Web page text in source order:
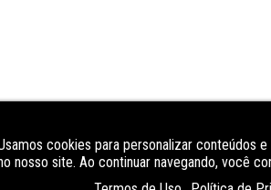
cookies para personalizar conteúdos
nosso site. Ao continuar navegando, você